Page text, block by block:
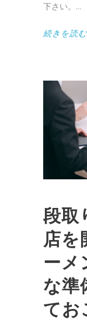
下さい。
続きを読む
段取
店を
ーメ
な準
てお